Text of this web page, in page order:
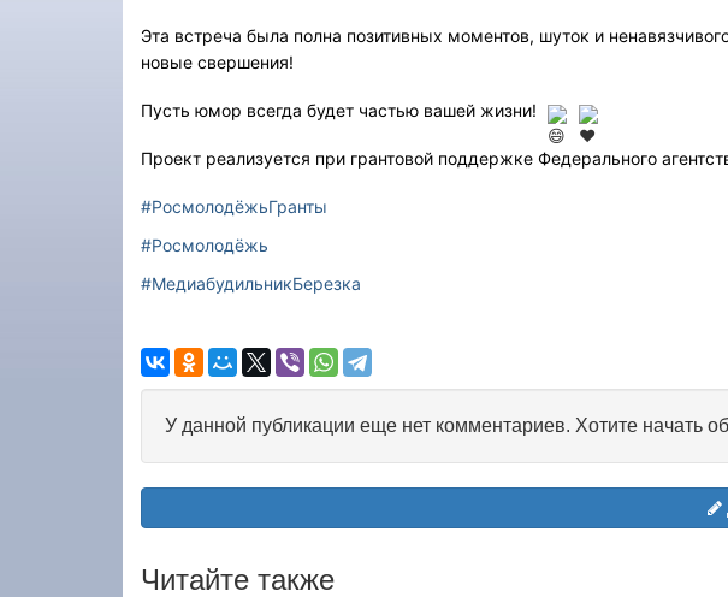
Эта встреча была полна позитивных моментов, шуток и
новые свершения!
Пусть юмор всегда будет частью вашей жизни!
Проект реализуется при грантовой поддержке Федерального
#РосмолодёжьГранты
#Росмолодёжь
#МедиабудильникБерезка
У данной публикации еще нет комментариев. Хотите начать
Читайте также